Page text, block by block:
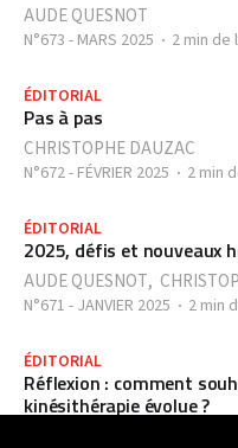
AUDE QUESNOT
N°673 - MARS 2025 2 min de
ÉDITORIAL
Pas à pas
CHRISTOPHE DAUZAC
N°672 - FÉVRIER 2025 2 min
ÉDITORIAL
2025, défis et nouveaux
AUDE QUESNOT,
N°671 - JANVIER 2025 2 min
ÉDITORIAL
Réflexion : comment
kinésithérapie évolue ?